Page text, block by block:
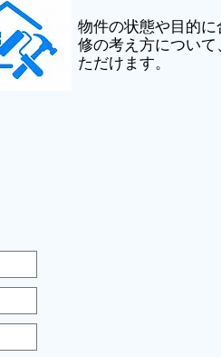
物件の状態や目的に
修の考え方について
ただけます。